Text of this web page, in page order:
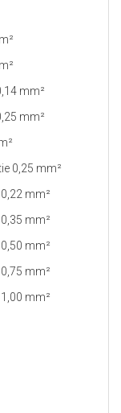
mm²
mm²
0,25 mm²
mm²
mm²
mm²
mm²
mm²